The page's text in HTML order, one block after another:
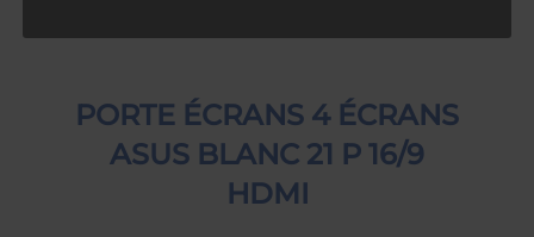
PORTE ÉCRANS 4 ÉCRANS
ASUS BLANC 21 P 16/9
HDMI